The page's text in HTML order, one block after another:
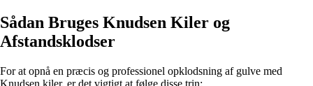
Sådan Bruges Knudsen Kiler og
Afstandsklodser
For at opnå en præcis og professionel opklodsning af gulve med
Knudsen kiler, er det vigtigt at følge disse trin: